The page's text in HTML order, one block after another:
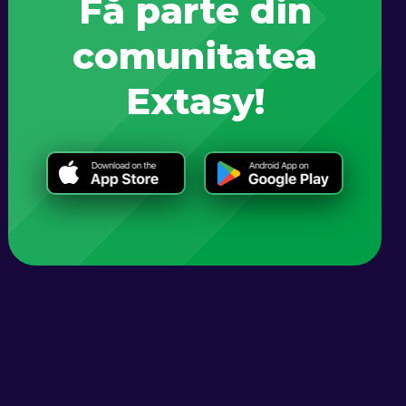
Fă parte din
comunitatea
Extasy!